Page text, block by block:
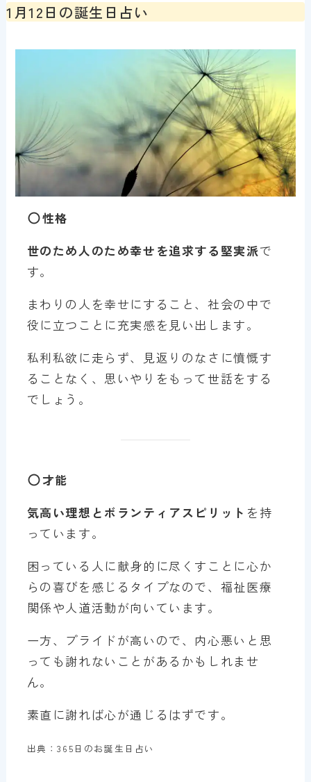
1月12日の誕生日占い
性格
世のため人のため幸せを追求する堅実派で
す。
まわりの人を幸せにすること、社会の中で
役に立つことに充実感を見い出します。
私利私欲に走らず、見返りのなさに憤慨す
ることなく、思いやりをもって世話をする
でしょう。
才能
気高い理想とボランティアスピリット を持
っています。
困っている人に献身的に尽くすことに心か
らの喜びを感じるタイプなので、福祉医療
関係や人道活動が向いています。
一方、プライドが高いので、内心悪いと思
っても謝れないことがあるかもしれませ
ん。
素直に謝れば心が通じるはずです。
出典：365日のお誕生日占い